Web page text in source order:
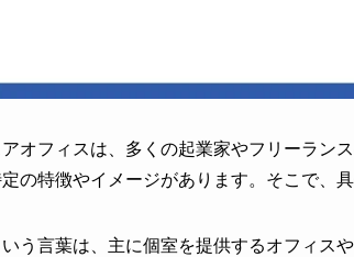
オフィスは、多くの起業家やフリーラン
の特徴やイメージがあります。そこで、
いう言葉は、主に個室を提供するオフィス